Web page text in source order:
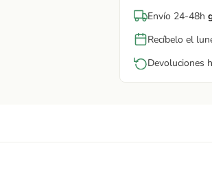
Envío 24-48h
Recíbelo el
Devoluciones